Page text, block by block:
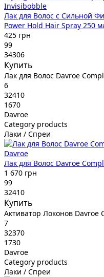
Invisibobble
Лак для Волос с Сильной
Power Hold Hair Spray 250
425 грн
99
34306
Купить
Лак для Волос Davroe
6
32410
1670
Davroe
Category products
Лаки / Спреи
Davroe
Лак для Волос Davroe
1 670 грн
99
32410
Купить
Активатор Локонов
7
32370
1730
Davroe
Category products
Лаки / Спреи